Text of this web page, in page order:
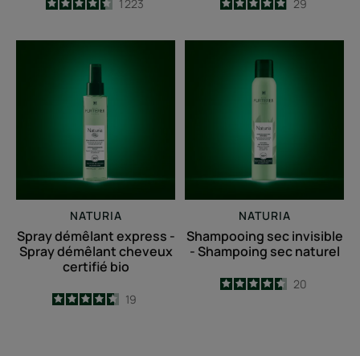
4.4
/51 223 4.9
/5
29
démêlant
express
-
Spray
démêlant
cheveux
certifié
bio
NATURIA
Spray démêlant express -
Spray démêlant cheveux
certifié bio
4.6
/5
19
invisible
-
Shampoing
sec
naturel
NATURIA
Shampooing sec invisible
- Shampoing sec naturel
4.6
/5
20